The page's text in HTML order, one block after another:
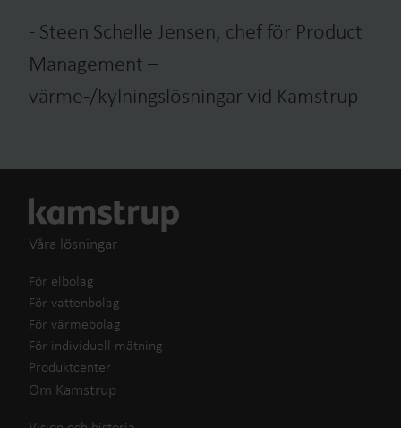
- Steen Schelle Jensen, chef för Product
Management –
värme-/kylningslösningar vid Kamstrup
Våra lösningar
För elbolag
För vattenbolag
För värmebolag
För individuell mätning
Produktcenter
Om Kamstrup